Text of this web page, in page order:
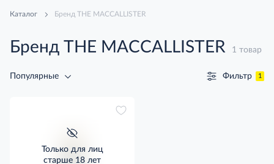
Каталог Бренд THE MACCALLISTER
Бренд THE MACCALLISTER 1 товар
Популярные Фильтр 1
Только для лиц
старше 18 лет